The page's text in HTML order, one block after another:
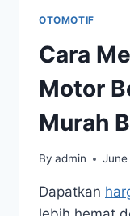
OTOMOTIF
Cara
Motor
Murah
By admin
Dapatkan